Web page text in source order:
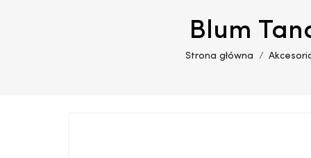
Blum
Strona główna